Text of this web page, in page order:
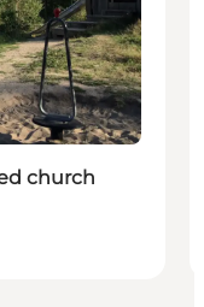
church